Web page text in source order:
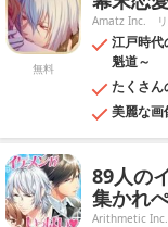
無料
Amatz Inc.
江戸時代
魁道～
たくさん
美麗な画
89人の
集かれ
Arithmetic Inc.